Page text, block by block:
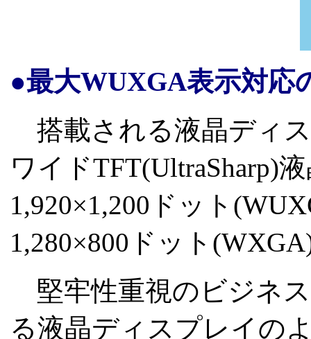
●最大WUXGA表示対応
搭載される液晶ディ
ワイドTFT(UltraSharp)
1,920×1,200ドット
1,280×800ドット
堅牢性重視のビジネ
る液晶ディスプレイの